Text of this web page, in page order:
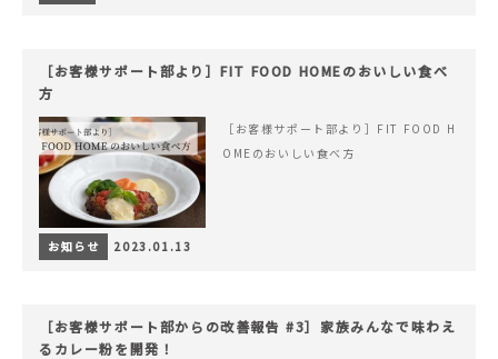
［お客様サポート部より］FIT FOOD HOMEのおいしい食べ
方
［お客様サポート部より］FIT FOOD H
OMEのおいしい食べ方
お知らせ 2023.01.13
［お客様サポート部からの改善報告 #3］家族みんなで味わえ
るカレー粉を開発！